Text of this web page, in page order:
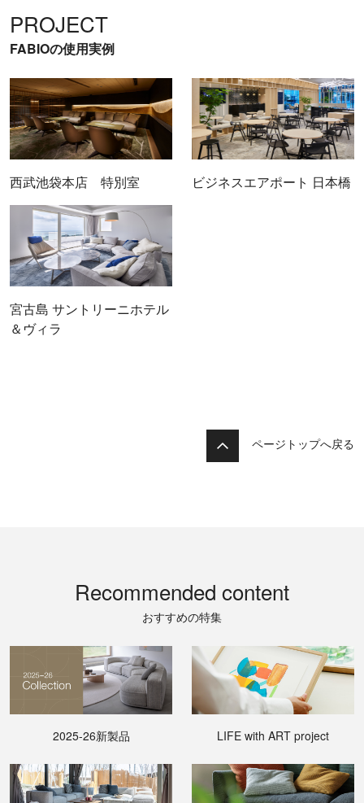
PROJECT
FABIOの使用実例
西武池袋本店 特別室 ビジネスエアポート 日本橋
宮古島 サントリーニホテル
＆ヴィラ
ページトップへ戻る
Recommended content
おすすめの特集
2025-26新製品 LIFE with ART project